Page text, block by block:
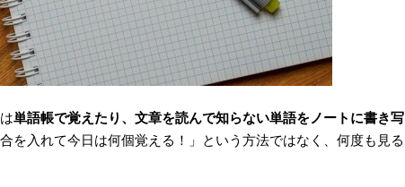
単語帳で覚えたり、文章を読んで知らない単語をノートに書き写
を入れて今日は何個覚える！」という方法ではなく、何度も見る